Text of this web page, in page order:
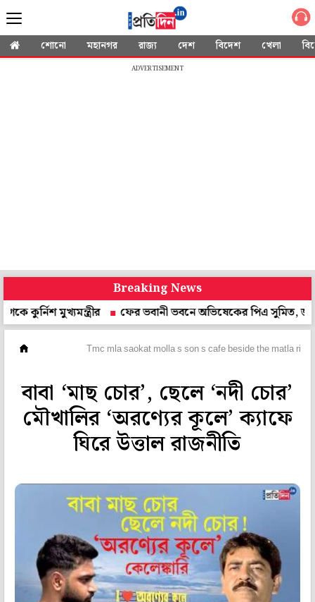
শোনো মহানগর রাজ্য দেশ বিদেশ খেলা
ADVERTISEMENT
Breaking News
মুখ্যমন্ত্রীর
ফের ভবানী ভবনে অভিষেকের পিএ সুমিত, জমি
Tmc mla saokat molla s son s cafe beside the matla
বাবা ‘মাছ চোর’, ছেলে ‘নদী চোর’
মৌখালির ‘অরণ্যের কূলে’ ক্যাফে
ঘিরে উত্তাল রাজনীতি